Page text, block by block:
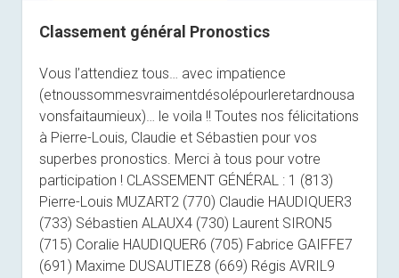
Classement général Pronostics
Vous l’attendiez tous… avec impatience
(etnoussommesvraimentdésolépourleretardnousa
vonsfaitaumieux)… le voila !! Toutes nos félicitations
à Pierre-Louis, Claudie et Sébastien pour vos
superbes pronostics. Merci à tous pour votre
participation ! CLASSEMENT GÉNÉRAL : 1 (813)
Pierre-Louis MUZART2 (770) Claudie HAUDIQUER3
(733) Sébastien ALAUX4 (730) Laurent SIRON5
(715) Coralie HAUDIQUER6 (705) Fabrice GAIFFE7
(691) Maxime DUSAUTIEZ8 (669) Régis AVRIL9